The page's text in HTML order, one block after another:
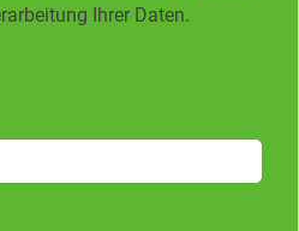
Ihrer Daten.